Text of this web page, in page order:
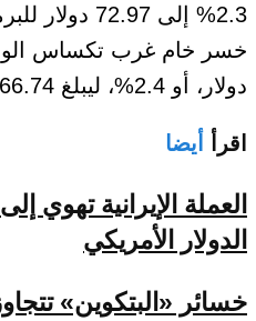
2.3% إلى
دولار، أو 2.4%، ليبلغ 66.74 دولار.
اقرأ أيضا
العملة الإيرانية
الدولار الأمريكي